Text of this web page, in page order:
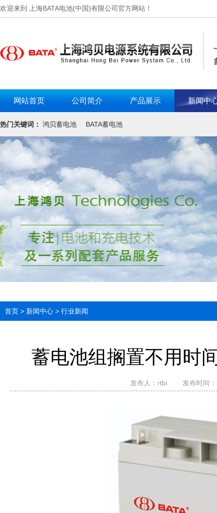
欢迎来到 上海BATA电池(中国)有限公司官方网站！
网站首页 公司简介 产品展示 新闻中
热门关键词： 鸿贝蓄电池 BATA蓄电池
首页 > 新闻中心 > 行业新闻
蓄电池组搁置不用时
发布人：rtbi 发布时间